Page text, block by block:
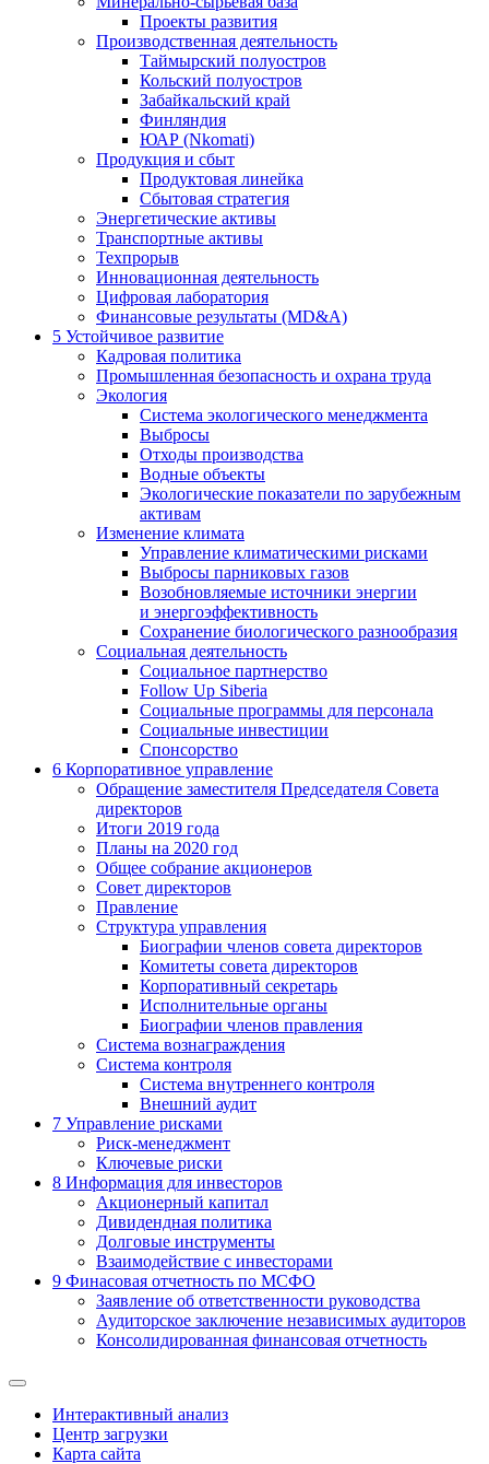
Проекты развития
Производственная деятельность
Таймырский полуостров
Кольский полуостров
Забайкальский край
Финляндия
ЮАР (Nkomati)
Продукция и сбыт
Продуктовая линейка
Сбытовая стратегия
Энергетические активы
Транспортные активы
Техпрорыв
Инновационная деятельность
Цифровая лаборатория
Финансовые результаты (MD&A)
5 Устойчивое развитие
Кадровая политика
Промышленная безопасность и охрана труда
Экология
Система экологического менеджмента
Выбросы
Отходы производства
Водные объекты
Экологические показатели по зарубежным
активам
Изменение климата
Управление климатическими рисками
Выбросы парниковых газов
Возобновляемые источники энергии
и энергоэффективность
Сохранение биологического разнообразия
Социальная деятельность
Социальное партнерство
Follow Up Siberia
Социальные программы для персонала
Социальные инвестиции
Спонсорство
6 Корпоративное управление
Обращение заместителя Председателя Совета
директоров
Итоги 2019 года
Планы на 2020 год
Общее собрание акционеров
Совет директоров
Правление
Структура управления
Биографии членов совета директоров
Комитеты совета директоров
Корпоративный секретарь
Исполнительные органы
Биографии членов правления
Система вознаграждения
Система контроля
Система внутреннего контроля
Внешний аудит
7 Управление рисками
Риск-менеджмент
Ключевые риски
8 Информация для инвесторов
Акционерный капитал
Дивидендная политика
Долговые инструменты
Взаимодействие с инвеcторами
9 Финасовая отчетность по МСФО
Заявление об ответственности руководства
Аудиторское заключение независимых аудиторов
Консолидированная финансовая отчетность
Интерактивный анализ
Центр загрузки
Карта сайта